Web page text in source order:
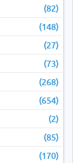
(82)
(148)
(27)
(73)
(268)
(654)
(2)
(85)
(170)